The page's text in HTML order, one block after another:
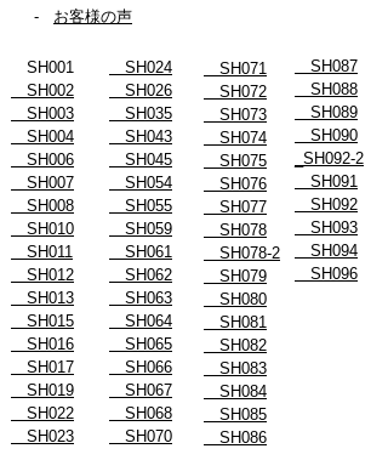
- お客様の声
SH001
SH002
SH003
SH004
SH006
SH007
SH008
SH010
SH011
SH012
SH013
SH015
SH016
SH017
SH019
SH022
SH023
SH024
SH026
SH035
SH043
SH045
SH054
SH055
SH059
SH061
SH062
SH063
SH064
SH065
SH066
SH067
SH068
SH070
SH071
SH072
SH073
SH074
SH075
SH076
SH077
SH078
SH078-2
SH079
SH080
SH081
SH082
SH083
SH084
SH085
SH086
SH087
SH088
SH089
SH090
_SH092-2
SH091
SH092
SH093
SH094
SH096